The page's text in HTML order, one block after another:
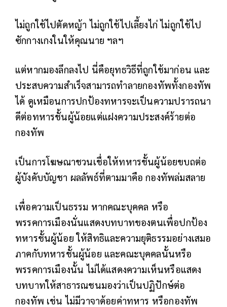
ไม่ถูกใช้ไปตัดหญ้า ไม่ถูกใช้ไปเลี้ยงไก่ ไม่ถูกใช้ไป
ซักกางเกงในให้คุณนาย ฯลฯ
แต่หากมองลึกลงไป นี่คือยุทธวิธีที่ถูกใช้มาก่อน และ
ประสบความสำเร็จสามารถทำลายกองทัพทั้งกองทัพ
ได้ ดูเหมือนการปกป้องทหารจะเป็นความปรารถนา
ดีต่อทหารชั้นผู้น้อยแต่แฝงความประสงค์ร้ายต่อ
กองทัพ
เป็นการโฆษณาชวนเชื่อให้ทหารชั้นผู้น้อยขบถต่อ
ผู้บังคับบัญชา ผลลัพธ์ที่ตามมาคือ กองทัพล่มสลาย
เพื่อความเป็นธรรม หากคณะบุคคล หรือ
พรรคการเมืองนั่นแสดงบทบาทของตนเพื่อปกป้อง
ทหารชั้นผู้น้อย ให้สิทธิและความยุติธรรมอย่างเสมอ
ภาคกับทหารชั้นผู้น้อย และคณะบุคคลนั้นหรือ
พรรคการเมืองนั้น ไม่ได้แสดงความเห็นหรือแสดง
บทบาทให้สาธารณชนมองว่าเป็นปฏิปักษ์ต่อ
กองทัพ เช่น ไม่มีวาจาด้อยค่าทหาร หรือกองทัพ